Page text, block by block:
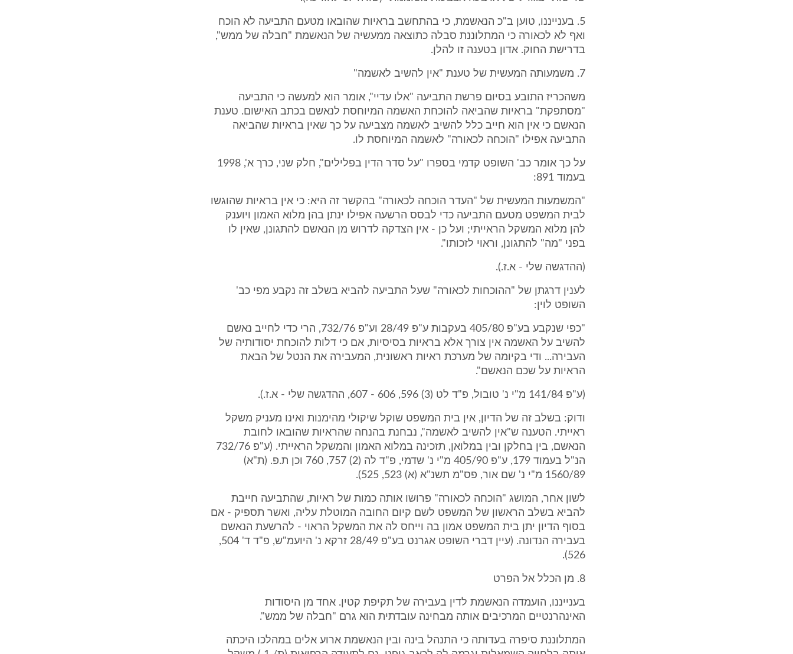
5. בענייננו, טוען ב"כ הנאשמת, כי בהתחשב בראיות שהובאו מטעם התביעה לא הוכח
ואף לא לכאורה כי המתלוננת סבלה כתוצאה ממעשיה של הנאשמת "חבלה של ממש",
בדרישת החוק. אדון בטענה זו להלן.
7. משמעותה המעשית של טענת "אין להשיב לאשמה"
משהכריז התובע בסיום פרשת התביעה "אלו עדיי", אומר הוא למעשה כי התביעה
"מסתפקת" בראיות שהביאה להוכחת האשמה המיוחסת לנאשם בכתב האישום. טענת
הנאשם כי אין הוא חייב כלל להשיב לאשמה מצביעה על כך שאין בראיות שהביאה
התביעה אפילו "הוכחה לכאורה" לאשמה המיוחסת לו.
על כך אומר כב' השופט קדמי בספרו "על סדר הדין בפלילים", חלק שני, כרך א', 1998
בעמוד 891:
"המשמעות המעשית של "העדר הוכחה לכאורה" בהקשר זה היא: כי אין בראיות שהוגשו
לבית המשפט מטעם התביעה כדי לבסס הרשעה אפילו ינתן בהן מלוא האמון ויוענק
להן מלוא המשקל הראייתי; ועל כן - אין הצדקה לדרוש מן הנאשם להתגונן, שאין לו
בפני "מה" להתגונן, וראוי לזכותו".
(ההדגשה שלי - א.ז.).
לענין דרגתן של "ההוכחות לכאורה" שעל התביעה להביא בשלב זה נקבע מפי כב'
השופט לוין:
"כפי שנקבע בע"פ 405/80 בעקבות ע"פ 28/49 וע"פ 732/76, הרי כדי לחייב נאשם
להשיב על האשמה אין צורך אלא בראיות בסיסיות, אם כי דלות להוכחת יסודותיה של
העבירה... ודי בקיומה של מערכת ראיות ראשונית, המעבירה את הנטל של הבאת
הראיות על שכם הנאשם".
(ע"פ 141/84 מ"י נ' טובול, פ"ד לט (3) 596, 606 - 607, ההדגשה שלי - א.ז.).
ודוק: בשלב זה של הדיון, אין בית המשפט שוקל שיקולי מהימנות ואינו מעניק משקל
ראייתי. הטענה ש"אין להשיב לאשמה", נבחנת בהנחה שהראיות שהובאו לחובת
הנאשם, בין בחלקן ובין במלואן, תזכינה במלוא האמון והמשקל הראייתי. (ע"פ 732/76
הנ"ל בעמוד 179, ע"פ 405/90 מ"י נ' שדמי, פ"ד לה (2) 757, 760 וכן ת.פ. (ת"א)
1560/89 מ"י נ' שם אור, פס"מ תשנ"א (א) 523, 525).
לשון אחר, המושג "הוכחה לכאורה" פרושו אותה כמות של ראיות, שהתביעה חייבת
להביא בשלב הראשון של המשפט לשם קיום החובה המוטלת עליה, ואשר תספיק - אם
בסוף הדיון יתן בית המשפט אמון בה וייחס לה את המשקל הראוי - להרשעת הנאשם
בעבירה הנדונה. (עיין דברי השופט אגרנט בע"פ 28/49 זרקא נ' היועמ"ש, פ"ד ד' 504,
526).
8. מן הכלל אל הפרט
בענייננו, הועמדה הנאשמת לדין בעבירה של תקיפת קטין. אחד מן היסודות
האינהרנטיים המרכיבים אותה מבחינה עובדתית הוא גרם "חבלה של ממש".
המתלוננת סיפרה בעדותה כי התנהל בינה ובין הנאשמת ארוע אלים במהלכו היכתה